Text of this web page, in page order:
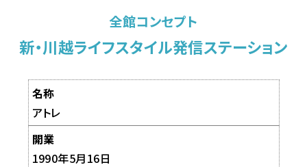
全館コンセプト
新・川越ライフスタイル発信ステーション
名称
アトレ
開業
1990年5月16日